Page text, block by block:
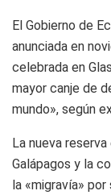
El Gobierno de
anunciada en
celebrada en
mayor canje de
mundo», según
La nueva
Galápagos y la
la «migravía»